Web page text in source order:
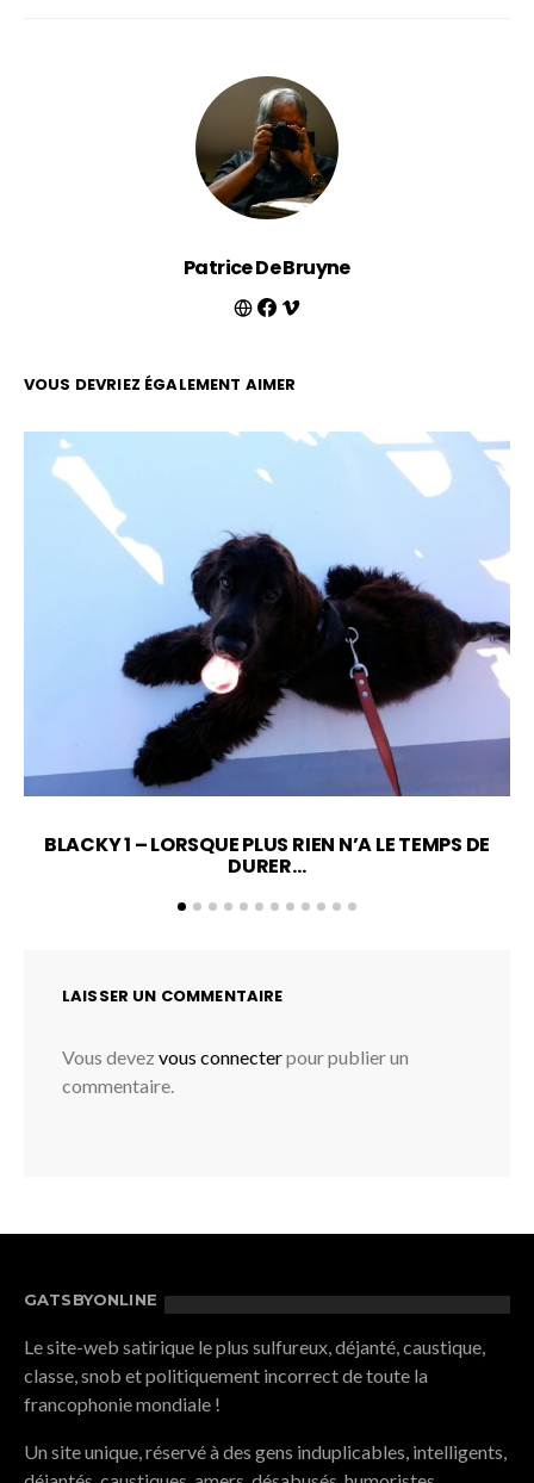
Patrice De Bruyne
VOUS DEVRIEZ ÉGALEMENT AIMER
BLACKY 1 – LORSQUE PLUS RIEN N’A LE TEMPS DE
DURER…
LAISSER UN COMMENTAIRE
Vous devez vous connecterpour publier un
commentaire.
GATSBYONLINE
Le site-web satirique le plus sulfureux, déjanté, caustique,
classe, snob et politiquement incorrect de toute la
francophonie mondiale !
Un site unique, réservé à des gens induplicables, intelligents,